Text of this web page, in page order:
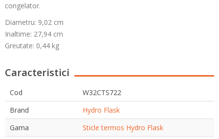
congelator.
Diametru: 9,02 cm
Inaltime: 27,94 cm
Greutate: 0,44 kg
Caracteristici
Cod
W32CTS722
Brand
Hydro Flask
Gama
Sticle termos Hydro Flask